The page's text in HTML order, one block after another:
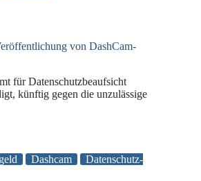
von DashCam-
für Datenschutzbeaufsicht
künftig gegen die unzulässige
Dashcam
Datenschutz-